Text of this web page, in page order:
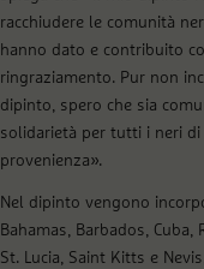
racchiudere le comunità
hanno dato e contribuito
ringraziamento. Pur non
dipinto, spero che sia
solidarietà per tutti i neri
provenienza».
Nel dipinto vengono
Bahamas, Barbados, Cuba,
St. Lucia, Saint Kitts e